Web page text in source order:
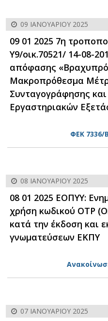
09 ΙΑΝΟΥΑΡΊΟΥ 2025
09 01 2025 7η
Υ9/οικ.70521/ 14-08-
απόφασης
Μακροπρόθεσμα
Συνταγογράφησης
Εργαστηριακών
ΦΕΚ 7336/
08 ΙΑΝΟΥΑΡΊΟΥ 2025
08 01 2025 ΕΟΠΥΥ:
χρήση κωδικού OTP
κατά την έκδοση και
γνωματεύσεων ΕΚΠΥ
07 ΙΑΝΟΥΑΡΊΟΥ 2025